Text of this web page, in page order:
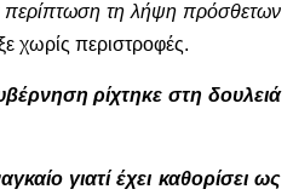
περίπτωση τη λήψη πρόσθετων
χωρίς περιστροφές.
ρίχτηκε στη δουλειά
γιατί έχει καθορίσει ως